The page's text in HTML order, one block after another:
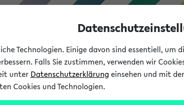
Studium
Technologien. Einige davon sind essentiell,
Falls Sie zustimmen, verwenden wir
unter Datenschutzerklärung einsehen und mit
Cookies und Technologien.